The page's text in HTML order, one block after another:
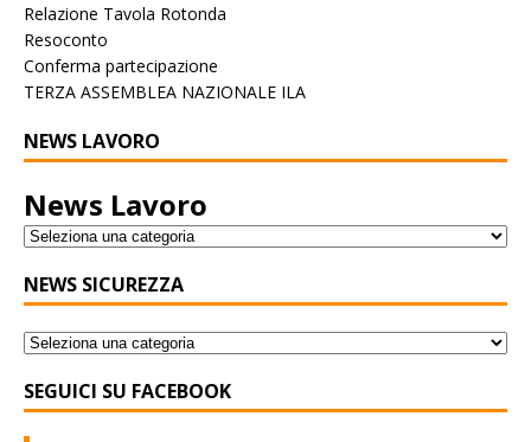
Relazione Tavola Rotonda
Resoconto
Conferma partecipazione
TERZA ASSEMBLEA NAZIONALE ILA
NEWS LAVORO
News Lavoro
NEWS SICUREZZA
SEGUICI SU FACEBOOK